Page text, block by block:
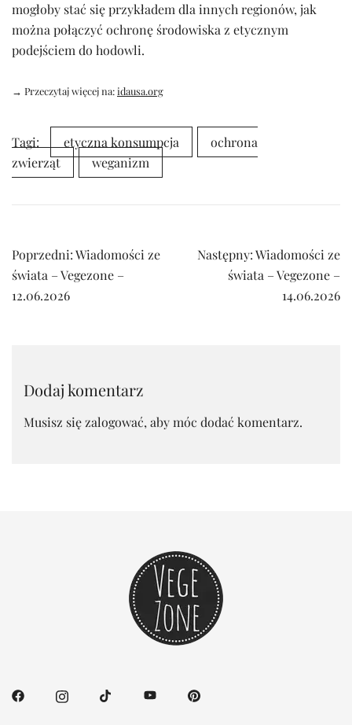
mogłoby stać się przykładem dla innych regionów, jak
można połączyć ochronę środowiska z etycznym
podejściem do hodowli.
→ Przeczytaj więcej na:idausa.org
Tagi: etyczna konsumpcja
ochrona
zwierząt
weganizm
Nawigacja
wpisu
Poprzedni:Wiadomości ze
świata – Vegezone –
12.06.2026
Następny:Wiadomości ze
świata – Vegezone –
14.06.2026
Dodaj komentarz
Musisz sięzalogować, aby móc dodać komentarz.